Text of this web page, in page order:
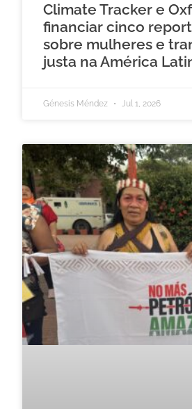
Climate Tracker e
financiar cinco
sobre mulheres e
justa na América
Génesis Méndez Jul 1, 2026